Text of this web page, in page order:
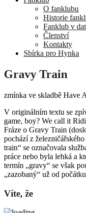
O fanklubu
Historie
Fanklub v
Členství
Kontakty
Sbírka pro Hynka
Gravy Train
zmínka ve skladbě Have
V originálním textu se
game, boy? We call it
Fráze o Gravy Train
pochází z
train“ se označovala
práce nebo byla lehká a
termín „gravy“ se však
„zazobaný“ už od
Víte, že